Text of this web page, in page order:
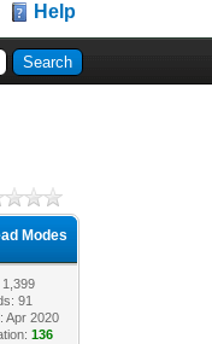
Help
Modes
91
Apr 2020
136